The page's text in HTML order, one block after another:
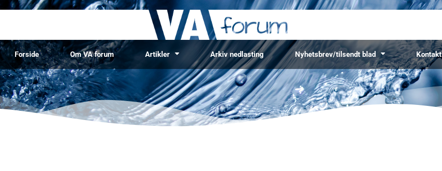
Forside Om VA forum Artikler Arkiv nedlasting Nyhetsbrev/tilsendt blad Kontakt